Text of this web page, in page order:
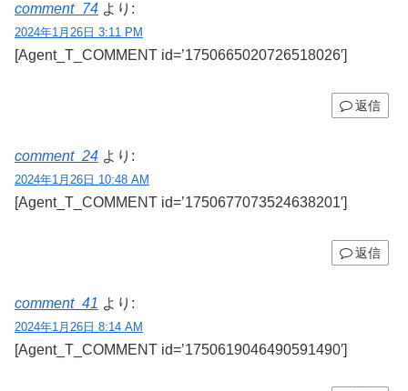
comment_74 より:
2024年1月26日 3:11 PM
[Agent_T_COMMENT id=’1750665020726518026′]
返信
comment_24 より:
2024年1月26日 10:48 AM
[Agent_T_COMMENT id=’1750677073524638201′]
返信
comment_41 より:
2024年1月26日 8:14 AM
[Agent_T_COMMENT id=’1750619046490591490′]